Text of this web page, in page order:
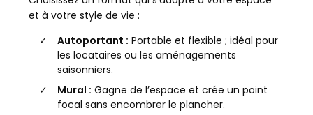
et à votre style de vie :
Autoportant : Portable et flexible ; idéal pour
les locataires ou les aménagements
saisonniers.
Mural : Gagne de l’espace et crée un point
focal sans encombrer le plancher.